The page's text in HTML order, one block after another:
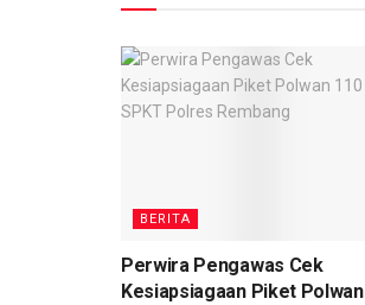
BERITA
Perwira Pengawas Cek
Kesiapsiagaan Piket Polwan